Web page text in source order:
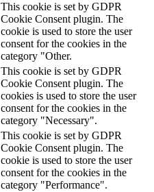
This cookie is set by GDPR
Cookie Consent plugin. The
cookie is used to store the user
consent for the cookies in the
category "Other.
This cookie is set by GDPR
Cookie Consent plugin. The
cookies is used to store the user
consent for the cookies in the
category "Necessary".
This cookie is set by GDPR
Cookie Consent plugin. The
cookie is used to store the user
consent for the cookies in the
category "Performance".